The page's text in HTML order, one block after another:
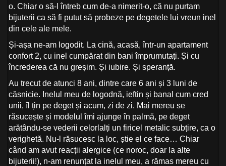
o. Chiar o să-l întreb cum de-a nimerit-o, că nu purtam
bijuterii ca să fi putut să probeze pe degetele lui vreun inel
din cele ale mele.
Și-așa ne-am logodit. La cină, acasă, într-un apartament
confort 2, cu inel cumpărat din bani împrumutați. Și cu
încrederea că nu greșim. Și iubire. Și speranță.
Au trecut de atunci 8 ani, dintre care 6 ani și 3 luni de
căsnicie. Inelul meu de logodnă, ieftin și banal cum cred
unii, îl țin pe deget și acum, zi de zi. Mai mereu se
răsucește și modelul îmi ajunge în palmă, pe deget
arătându-se vederii celorlalți un firicel metalic subțire, ca o
verighetă. Nu-l răsucesc la loc, știe el ce face… Chiar
când am avut reacții alergice (ce noroc, doar la alte
bijuterii!), n-am renunțat la inelul meu, a rămas mereu cu